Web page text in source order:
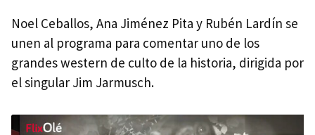
Noel Ceballos, Ana Jiménez Pita y Rubén Lardín se
unen al programa para comentar uno de los
grandes western de culto de la historia, dirigida por
el singular Jim Jarmusch.